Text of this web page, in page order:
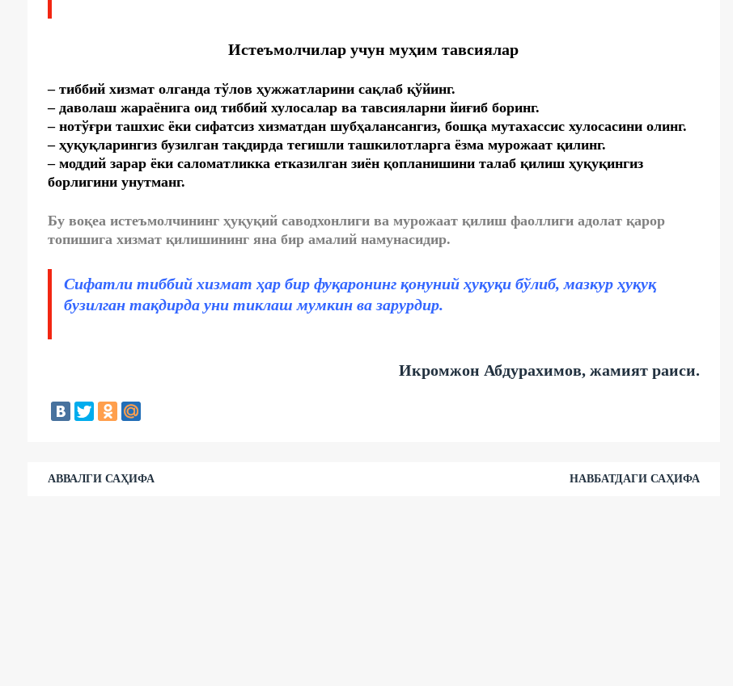
Истеъмолчилар учун муҳим тавсиялар
– тиббий хизмат олганда тўлов ҳужжатларини сақлаб қўйинг.
– даволаш жараёнига оид тиббий хулосалар ва тавсияларни йиғиб боринг.
– нотўғри ташхис ёки сифатсиз хизматдан шубҳалансангиз, бошқа мутахассис хулосасини олинг.
– ҳуқуқларингиз бузилган тақдирда тегишли ташкилотларга ёзма мурожаат қилинг.
– моддий зарар ёки саломатликка етказилган зиён қопланишини талаб қилиш ҳуқуқингиз
борлигини унутманг.
Бу воқеа истеъмолчининг ҳуқуқий саводхонлиги ва мурожаат қилиш фаоллиги адолат қарор
топишига хизмат қилишининг яна бир амалий намунасидир.
Сифатли тиббий хизмат ҳар бир фуқаронинг қонуний ҳуқуқи бўлиб, мазкур ҳуқуқ
бузилган тақдирда уни тиклаш мумкин ва зарурдир.
Икромжон Абдурахимов, жамият раиси.
АВВАЛГИ САҲИФА НАВБАТДАГИ САҲИФА